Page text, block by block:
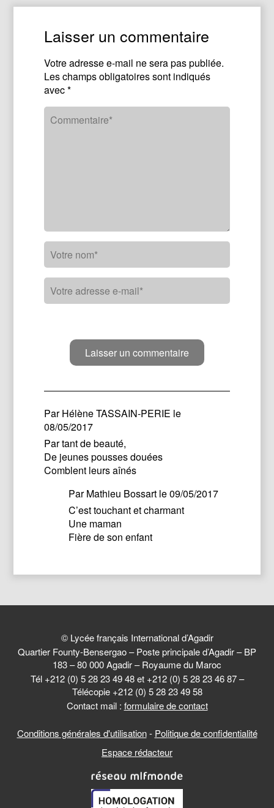
Laisser un commentaire
Votre adresse e-mail ne sera pas publiée.
Les champs obligatoires sont indiqués
avec*
ParHélène TASSAIN-PERIE le
08/05/2017
Par tant de beauté,
De jeunes pousses douées
Comblent leurs aînés
ParMathieu Bossart le 09/05/2017
C’est touchant et charmant
Une maman
Fière de son enfant
© Lycée français International d’Agadir
Quartier Founty-Bensergao – Poste principale d’Agadir – BP
183 – 80 000 Agadir – Royaume du Maroc
Tél +212 (0) 5 28 23 49 48 et +212 (0) 5 28 23 46 87 –
Télécopie +212 (0) 5 28 23 49 58
Contact mail : formulaire de contact
Conditions générales d'utilisation- Politique de confidentialité
Espace rédacteur